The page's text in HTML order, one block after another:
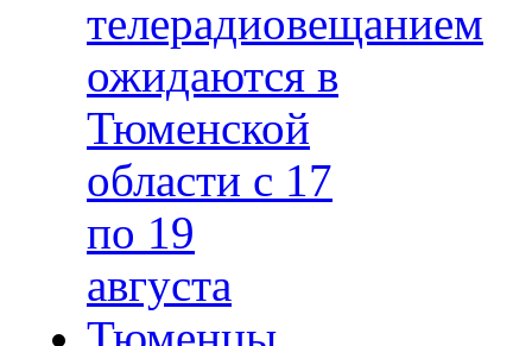
телерадиовещанием
ожидаются в
Тюменской
области с 17
по 19
августа